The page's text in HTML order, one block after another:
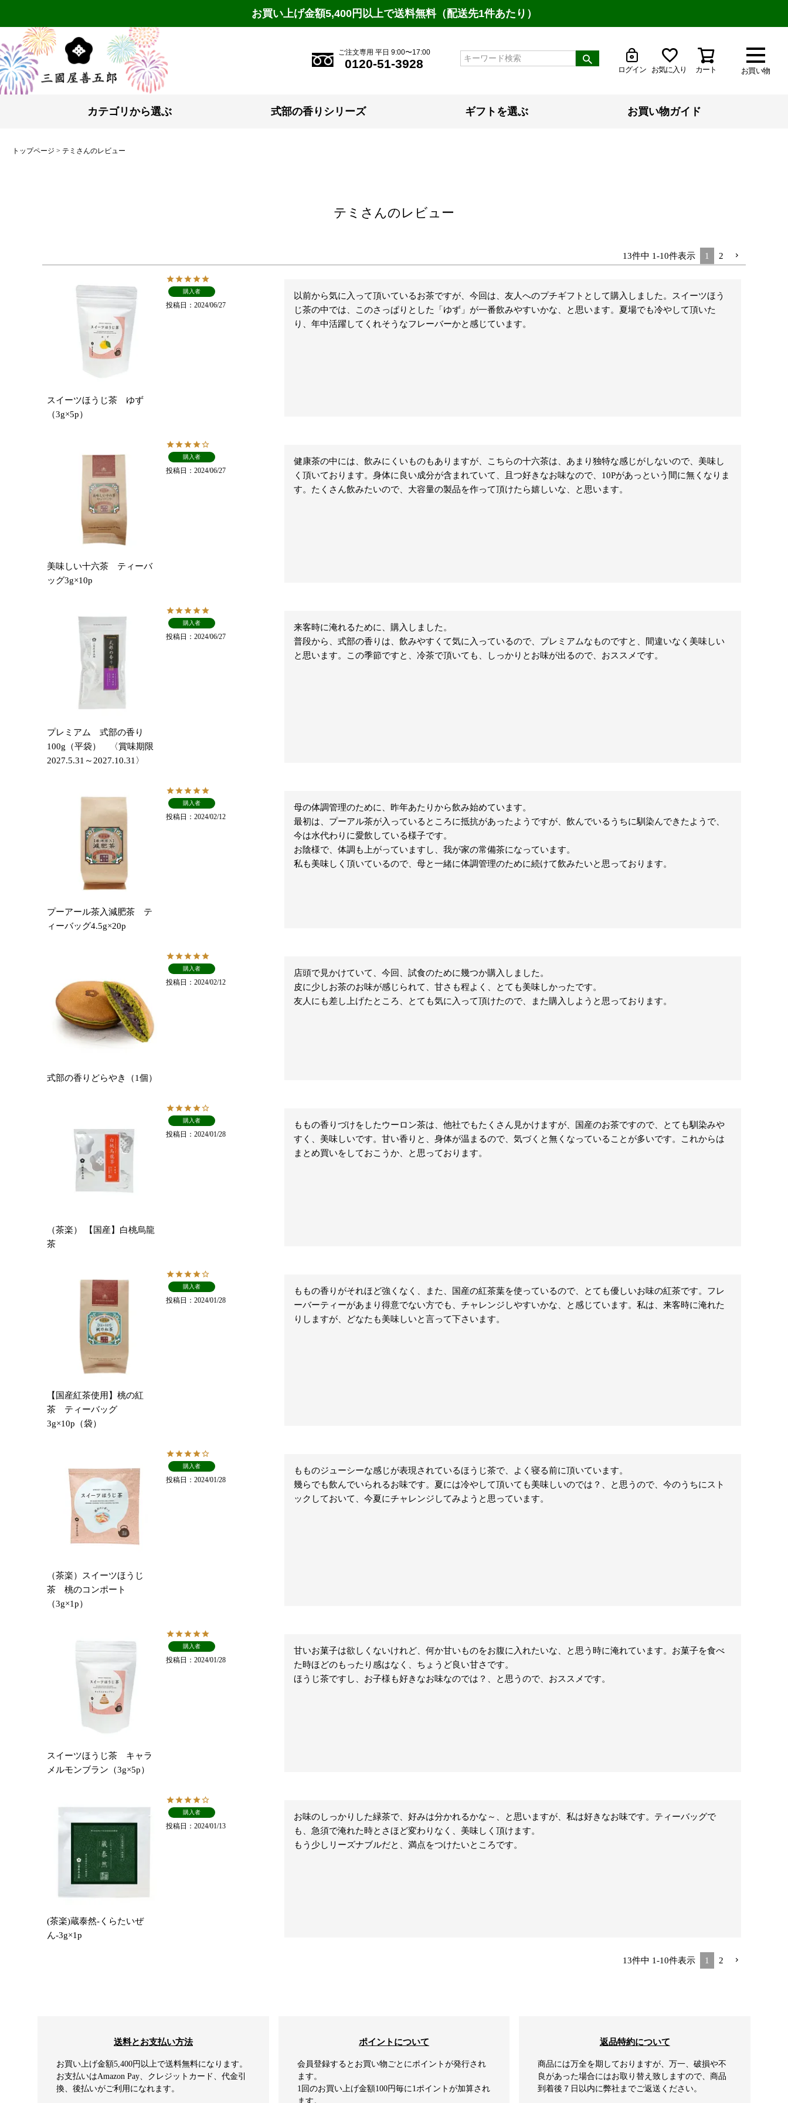
お買い上げ金額5,400円以上で送料無料（配送先1件あたり）
お買い物
ご注文専用 平日 9:00〜17:00
0120-51-3928 ログイン お気に入り カート
カテゴリから選ぶ 式部の香りシリーズ ギフトを選ぶ お買い物ガイド
トップページ テミさんのレビュー
テミさんのレビュー
13件中 1-10件表示 1 2
スイーツほうじ茶 ゆず
（3g×5p）
購入者
投稿日 2024/06/27
以前から気に入って頂いているお茶ですが、今回は、友人へのプチギフトとして購入しました。スイーツほう
じ茶の中では、このさっぱりとした「ゆず」が一番飲みやすいかな、と思います。夏場でも冷やして頂いた
り、年中活躍してくれそうなフレーバーかと感じています。
美味しい十六茶 ティーバ
ッグ3g×10p
購入者
投稿日 2024/06/27
健康茶の中には、飲みにくいものもありますが、こちらの十六茶は、あまり独特な感じがしないので、美味し
く頂いております。身体に良い成分が含まれていて、且つ好きなお味なので、10Pがあっという間に無くなりま
す。たくさん飲みたいので、大容量の製品を作って頂けたら嬉しいな、と思います。
プレミアム 式部の香り
100g（平袋） 〈賞味期限
2027.5.31～2027.10.31〉
購入者
投稿日 2024/06/27
来客時に淹れるために、購入しました。
普段から、式部の香りは、飲みやすくて気に入っているので、プレミアムなものですと、間違いなく美味しい
と思います。この季節ですと、冷茶で頂いても、しっかりとお味が出るので、おススメです。
プーアール茶入減肥茶 テ
ィーバッグ4.5g×20p
購入者
投稿日 2024/02/12
母の体調管理のために、昨年あたりから飲み始めています。
最初は、プーアル茶が入っているところに抵抗があったようですが、飲んでいるうちに馴染んできたようで、
今は水代わりに愛飲している様子です。
お陰様で、体調も上がっていますし、我が家の常備茶になっています。
私も美味しく頂いているので、母と一緒に体調管理のために続けて飲みたいと思っております。
式部の香りどらやき（1個）
購入者
投稿日 2024/02/12
店頭で見かけていて、今回、試食のために幾つか購入しました。
皮に少しお茶のお味が感じられて、甘さも程よく、とても美味しかったです。
友人にも差し上げたところ、とても気に入って頂けたので、また購入しようと思っております。
（茶楽） 【国産】白桃烏龍
茶
購入者
投稿日 2024/01/28
ももの香りづけをしたウーロン茶は、他社でもたくさん見かけますが、国産のお茶ですので、とても馴染みや
すく、美味しいです。甘い香りと、身体が温まるので、気づくと無くなっていることが多いです。これからは
まとめ買いをしておこうか、と思っております。
【国産紅茶使用】桃の紅
茶 ティーバッグ
3g×10p（袋）
購入者
投稿日 2024/01/28
ももの香りがそれほど強くなく、また、国産の紅茶葉を使っているので、とても優しいお味の紅茶です。フレ
ーバーティーがあまり得意でない方でも、チャレンジしやすいかな、と感じています。私は、来客時に淹れた
りしますが、どなたも美味しいと言って下さいます。
（茶楽）スイーツほうじ
茶 桃のコンポート
（3g×1p）
購入者
投稿日 2024/01/28
もものジューシーな感じが表現されているほうじ茶で、よく寝る前に頂いています。
幾らでも飲んでいられるお味です。夏には冷やして頂いても美味しいのでは？、と思うので、今のうちにスト
ックしておいて、今夏にチャレンジしてみようと思っています。
スイーツほうじ茶 キャラ
メルモンブラン（3g×5p）
購入者
投稿日 2024/01/28
甘いお菓子は欲しくないけれど、何か甘いものをお腹に入れたいな、と思う時に淹れています。お菓子を食べ
た時ほどのもったり感はなく、ちょうど良い甘さです。
ほうじ茶ですし、お子様も好きなお味なのでは？、と思うので、おススメです。
(茶楽)蔵泰然-くらたいぜ
ん-3g×1p
購入者
投稿日 2024/01/13
お味のしっかりした緑茶で、好みは分かれるかな～、と思いますが、私は好きなお味です。ティーバッグで
も、急須で淹れた時とさほど変わりなく、美味しく頂けます。
もう少しリーズナブルだと、満点をつけたいところです。
13件中 1-10件表示 1 2
送料とお支払い方法
お買い上げ金額5,400円以上で送料無料になります。
お支払いはAmazon Pay、クレジットカード、代金引
換、後払いがご利用になれます。
ポイントについて
会員登録するとお買い物ごとにポイントが発行され
ます。
1回のお買い上げ金額100円毎に1ポイントが加算され
ます。
返品特約について
商品には万全を期しておりますが、万一、破損や不
良があった場合にはお取り替え致しますので、商品
到着後７日以内に弊社までご返送ください。